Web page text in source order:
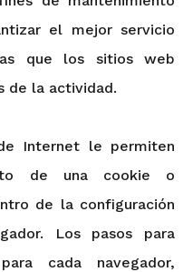
el mejor servicio
que los sitios web
de la actividad.
Internet le permiten
de una cookie o
de la configuración
Los pasos para
cada navegador,